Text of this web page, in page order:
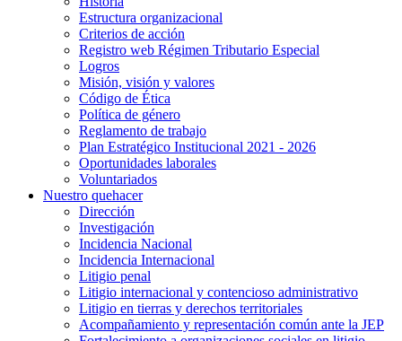
Estructura organizacional
Criterios de acción
Registro web Régimen Tributario Especial
Logros
Misión, visión y valores
Código de Ética
Política de género
Reglamento de trabajo
Plan Estratégico Institucional 2021 - 2026
Oportunidades laborales
Voluntariados
Nuestro quehacer
Dirección
Investigación
Incidencia Nacional
Incidencia Internacional
Litigio penal
Litigio internacional y contencioso administrativo
Litigio en tierras y derechos territoriales
Acompañamiento y representación común ante la JEP